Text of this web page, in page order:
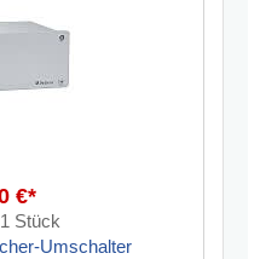
€*
Stück
Umschalter